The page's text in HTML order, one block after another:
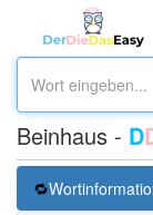
Beinhaus - D